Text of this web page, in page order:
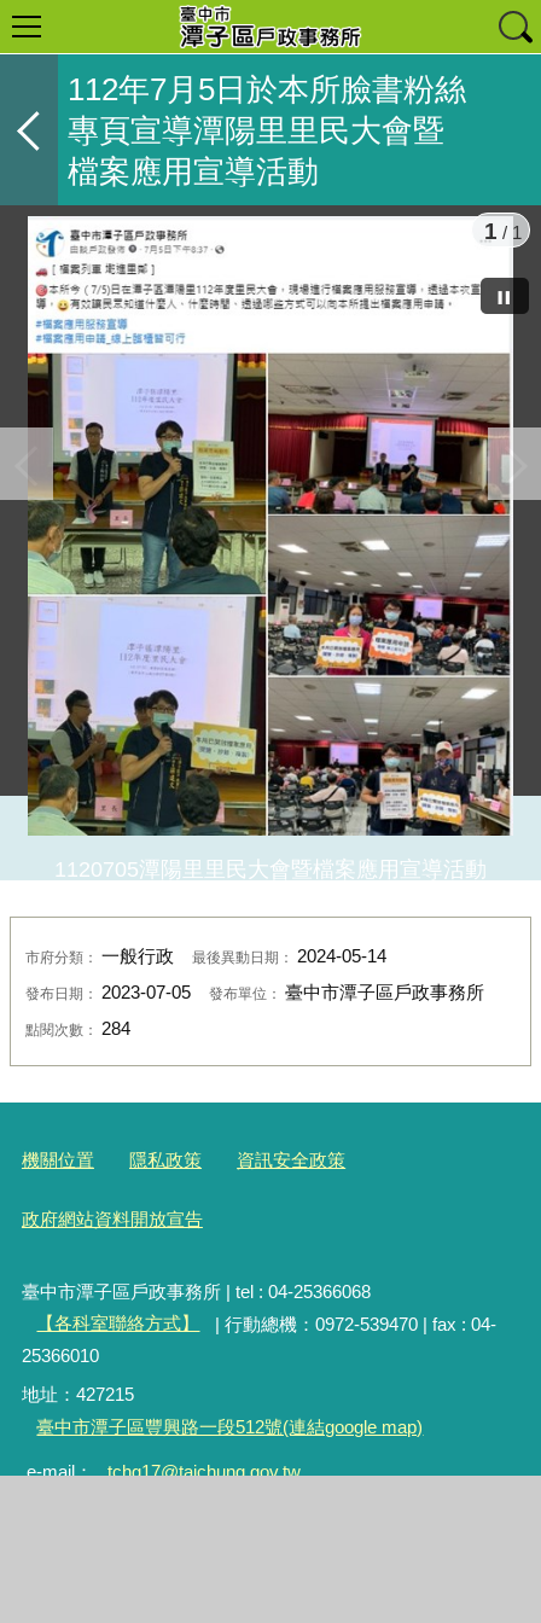
112年7月5日於本所臉書粉絲
專頁宣導潭陽里里民大會暨
檔案應用宣導活動
1120705潭陽里里民大會暨檔案應用宣導活動
1 / 1
市府分類： 一般行政 最後異動日期： 2024-05-14
發布日期： 2023-07-05 發布單位： 臺中市潭子區戶政事務所
點閱次數： 284
機關位置 隱私政策 資訊安全政策
政府網站資料開放宣告
臺中市潭子區戶政事務所 | tel : 04-25366068
【各科室聯絡方式】
| 行動總機：0972-539470 | fax : 04-
25366010
地址：427215
臺中市潭子區豐興路一段512號(連結google map)
e-mail：
tchg17@taichung.gov.tw